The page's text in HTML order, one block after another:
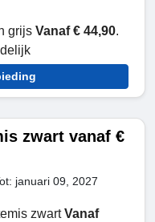
grijs Vanaf € 44,90.
zwart vanaf €
januari 09, 2027
zwartVanaf